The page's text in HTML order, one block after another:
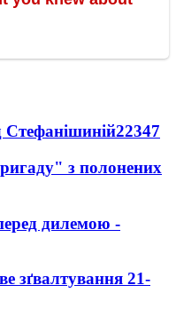
Стефанішиній22347
з полонених
дилемою -
зґвалтування 21-